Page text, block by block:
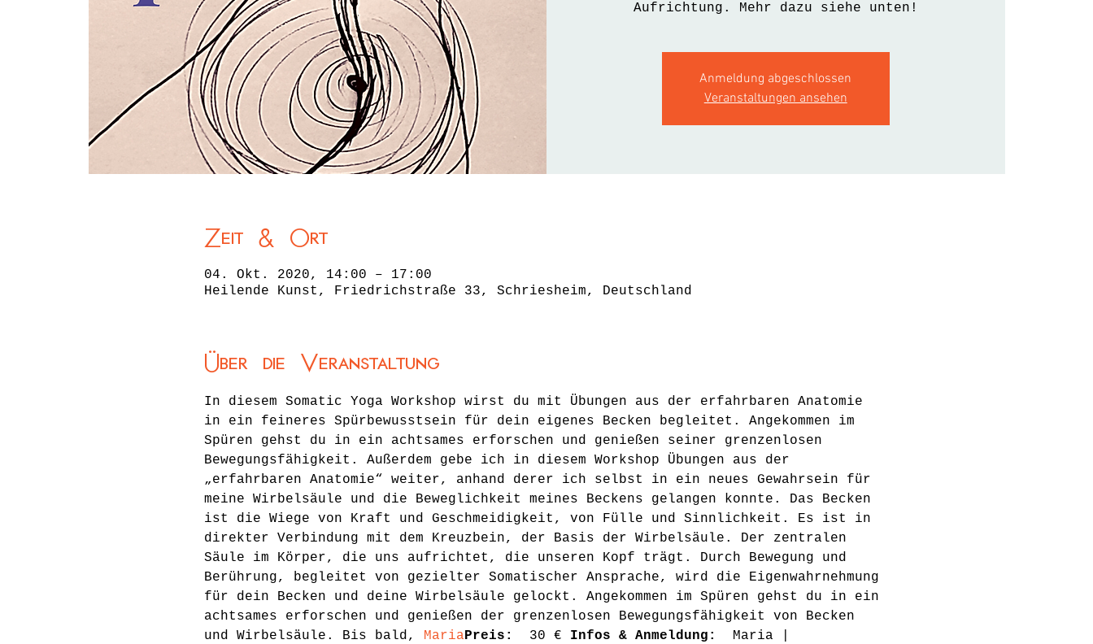
Aufrichtung. Mehr dazu siehe unten!
Anmeldung abgeschlossen
Veranstaltungen ansehen
Zeit & Ort
04. Okt. 2020, 14:00 – 17:00
Heilende Kunst, Friedrichstraße 33, Schriesheim, Deutschland
Über die Veranstaltung
In diesem Somatic Yoga Workshop wirst du mit Übungen aus der erfahrbaren Anatomie
in ein feineres Spürbewusstsein für dein eigenes Becken begleitet. Angekommen im
Spüren gehst du in ein achtsames erforschen und genießen seiner grenzenlosen
Bewegungsfähigkeit. Außerdem gebe ich in diesem Workshop Übungen aus der
„erfahrbaren Anatomie“ weiter, anhand derer ich selbst in ein neues Gewahrsein für
meine Wirbelsäule und die Beweglichkeit meines Beckens gelangen konnte. Das Becken
ist die Wiege von Kraft und Geschmeidigkeit, von Fülle und Sinnlichkeit. Es ist in
direkter Verbindung mit dem Kreuzbein, der Basis der Wirbelsäule. Der zentralen
Säule im Körper, die uns aufrichtet, die unseren Kopf trägt. Durch Bewegung und
Berührung, begleitet von gezielter Somatischer Ansprache, wird die Eigenwahrnehmung
für dein Becken und deine Wirbelsäule gelockt. Angekommen im Spüren gehst du in ein
achtsames erforschen und genießen der grenzenlosen Bewegungsfähigkeit von Becken
und Wirbelsäule. Bis bald, MariaPreis: 30 € Infos & Anmeldung:
Maria |